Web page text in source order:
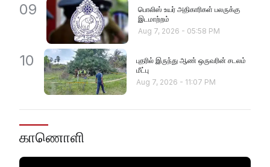
09
பொலிஸ் உயர் அதிகாரிகள் பலருக்கு
இடமாற்றம்
Aug 7, 2026 - 05:58 PM
10
புதரில் இருந்து ஆண் ஒருவரின் சடலம்
மீட்பு
Aug 7, 2026 - 11:07 PM
காணொளி